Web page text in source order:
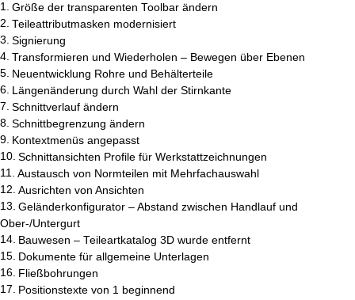
Größe der transparenten Toolbar ändern
Teileattributmasken modernisiert
Signierung
Transformieren und Wiederholen – Bewegen über Ebenen
Neuentwicklung Rohre und Behälterteile
Längenänderung durch Wahl der Stirnkante
Schnittverlauf ändern
Schnittbegrenzung ändern
Kontextmenüs angepasst
Schnittansichten Profile für Werkstattzeichnungen
Austausch von Normteilen mit Mehrfachauswahl
Ausrichten von Ansichten
Geländerkonfigurator – Abstand zwischen Handlauf und
Ober-/Untergurt
Bauwesen – Teileartkatalog 3D wurde entfernt
Dokumente für allgemeine Unterlagen
Fließbohrungen
Positionstexte von 1 beginnend